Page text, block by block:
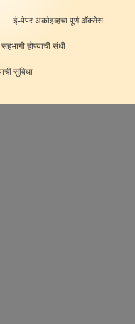
ई-पेपर अर्काइव्हचा पूर्ण अ‍ॅक्सेस
होण्याची संधी
सुविधा